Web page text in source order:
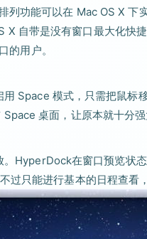
列功能可以在 Mac OS X
X 自带是没有窗口最大化快
的用户。
Space 模式，只需把鼠标
桌面，让原本就十分强
HyperDock在窗口预览状
只能进行基本的日程查看